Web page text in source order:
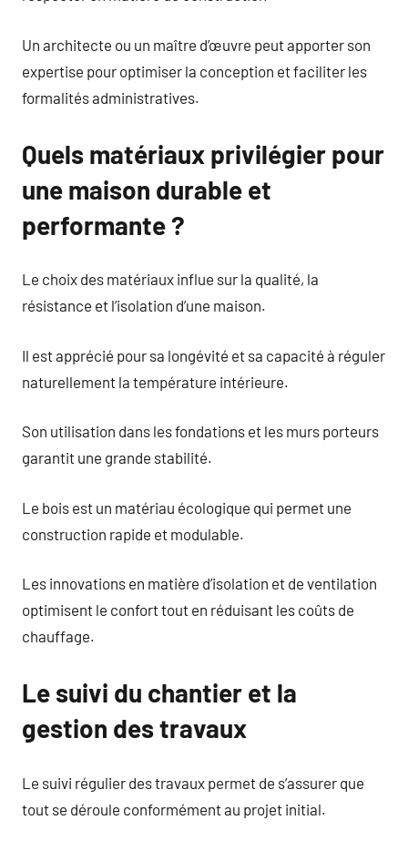
Un architecte ou un maître d’œuvre peut apporter son
expertise pour optimiser la conception et faciliter les
formalités administratives.
Quels matériaux privilégier pour
une maison durable et
performante ?
Le choix des matériaux influe sur la qualité, la
résistance et l’isolation d’une maison.
Il est apprécié pour sa longévité et sa capacité à réguler
naturellement la température intérieure.
Son utilisation dans les fondations et les murs porteurs
garantit une grande stabilité.
Le bois est un matériau écologique qui permet une
construction rapide et modulable.
Les innovations en matière d’isolation et de ventilation
optimisent le confort tout en réduisant les coûts de
chauffage.
Le suivi du chantier et la
gestion des travaux
Le suivi régulier des travaux permet de s’assurer que
tout se déroule conformément au projet initial.